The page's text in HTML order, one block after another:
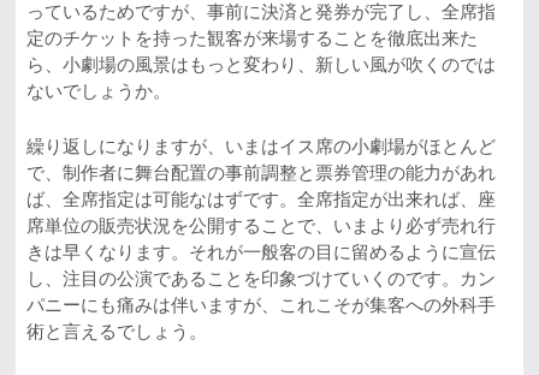
っているためですが、事前に決済と発券が完了し、全席指
定のチケットを持った観客が来場することを徹底出来た
ら、小劇場の風景はもっと変わり、新しい風が吹くのでは
ないでしょうか。
繰り返しになりますが、いまはイス席の小劇場がほとんど
で、制作者に舞台配置の事前調整と票券管理の能力があれ
ば、全席指定は可能なはずです。全席指定が出来れば、座
席単位の販売状況を公開することで、いまより必ず売れ行
きは早くなります。それが一般客の目に留めるように宣伝
し、注目の公演であることを印象づけていくのです。カン
パニーにも痛みは伴いますが、これこそが集客への外科手
術と言えるでしょう。